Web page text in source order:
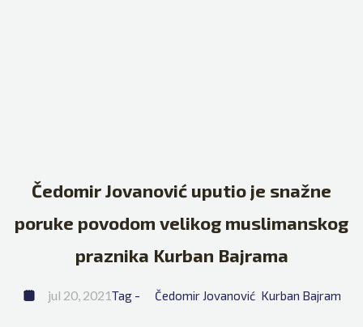
Čedomir Jovanović uputio je snažne
poruke povodom velikog muslimanskog
praznika Kurban Bajrama
jul 20, 2021Tag - Čedomir Jovanović Kurban Bajram